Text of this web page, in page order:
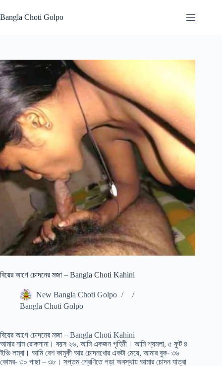
to
content
Bangla Choti Golpo
বিয়ের আগে চোদনের মজা – Bangla Choti Kahini
New Bangla Choti Golpo
Bangla Choti Golpo
বিয়ের আগে চোদনের মজা – Bangla Choti Kahini
আমার নাম রোকসানা। বয়স ২৬, আমি একজন গৃহিনী। আমি শ্যমলা, ৫ ফুট ৪
ইঞ্চি লম্বা। আমি বেশ কামুকী আর চোদনখোর একটা মেয়ে, আমার বুক- ৩৬
কোমর- ৩০ পাছা – ৩৮। সপ্তম শ্রেণিতে পড়া অবস্থায় আমার চোদন যাত্রা